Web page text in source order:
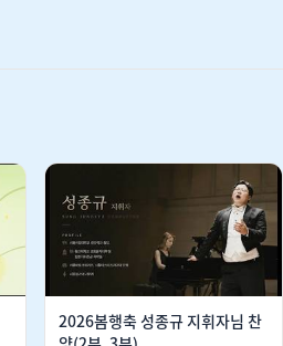
2026봄행축 성종규 지휘자님 찬